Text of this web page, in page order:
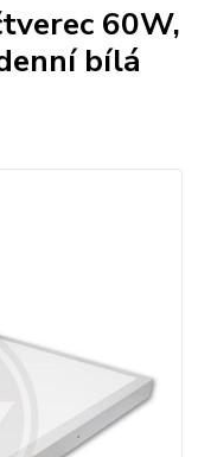
60W,
bílá